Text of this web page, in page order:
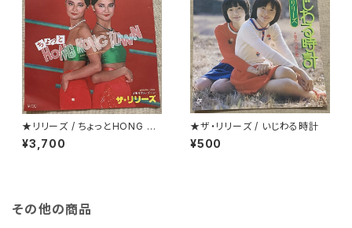
★リリーズ / ちょっとHONG K
ONG TOWN
¥3,700
★ザ・リリーズ / いじわる時計
¥500
その他の商品